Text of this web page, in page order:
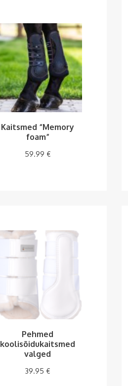
Kaitsmed “Memory
foam”
59.99 €
Pehmed
koolisõidukaitsmed
valged
39.95 €